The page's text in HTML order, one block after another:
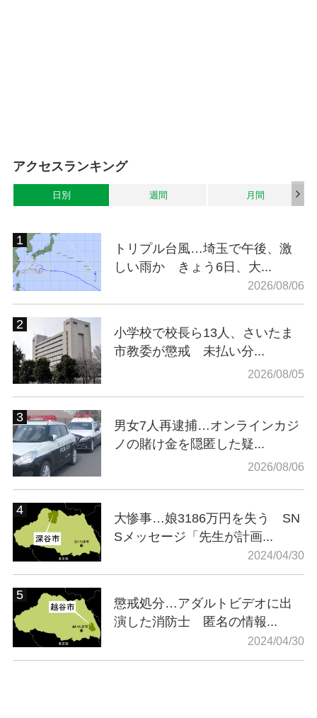
アクセスランキング
日別 週間 月間
トリプル台風…埼玉で午後、激
しい雨か きょう6日、大...
2026/08/06
小学校で校長ら13人、さいたま
市教委が懲戒 未払い分...
2026/08/05
男女7人再逮捕…オンラインカジ
ノの賭け金を隠匿した疑...
2026/08/06
大惨事…娘3186万円を失う SN
Sメッセージ「先生が計画...
2024/04/30
懲戒処分…アダルトビデオに出
演した消防士 匿名の情報...
2024/04/30